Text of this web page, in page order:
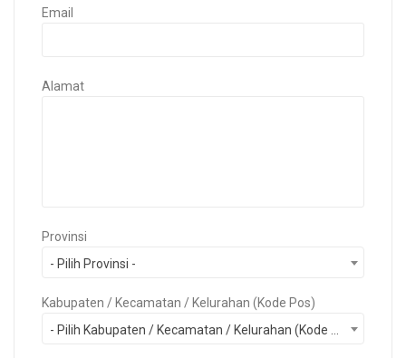
Email
Alamat
Provinsi
- Pilih Provinsi -
Kabupaten / Kecamatan / Kelurahan (Kode Pos)